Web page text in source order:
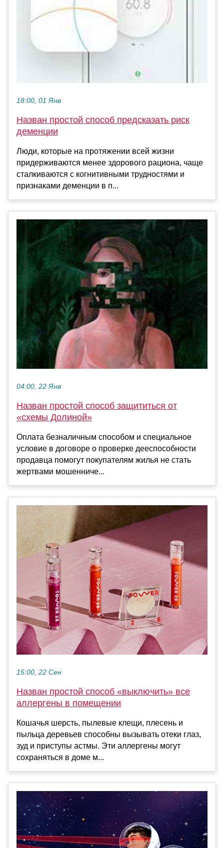
18:00, 01 Янв
Назван простой способ предсказать риск
деменции
Люди, которые на протяжении всей жизни
придерживаются менее здорового рациона, чаще
сталкиваются с когнитивными трудностями и
признаками деменции в п...
04:00, 22 Янв
Назван простой способ защититься от
«схемы Долиной»
Оплата безналичным способом и специальное
условие в договоре о проверке дееспособности
продавца помогут покупателям жилья не стать
жертвами мошенниче...
15:00, 22 Сен
Назван простой способ «выключить» все
аллергены в помещении
Кошачья шерсть, пылевые клещи, плесень и
пыльца деревьев способны вызывать отеки глаз,
зуд и приступы астмы. Эти аллергены могут
сохраняться в доме м...